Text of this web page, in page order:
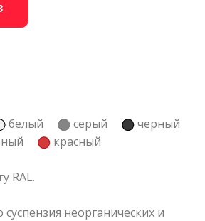
белый серый
черный
красный
RAL.
неорганических и